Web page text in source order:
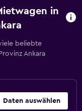
in
beliebte
Ankara
Daten auswählen